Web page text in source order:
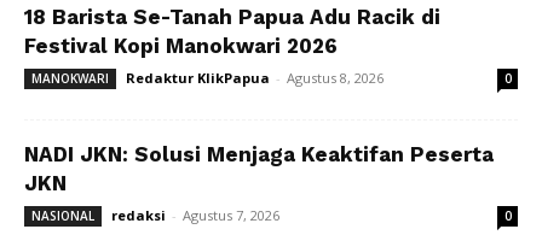
18 Barista Se-Tanah Papua Adu Racik di
Festival Kopi Manokwari 2026
MANOKWARI Redaktur KlikPapua - Agustus 8, 2026 0
NADI JKN: Solusi Menjaga Keaktifan Peserta
JKN
NASIONAL redaksi - Agustus 7, 2026 0